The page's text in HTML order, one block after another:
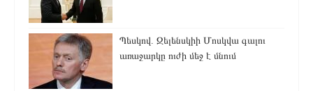
Պեսկով. Զելենսկիի Մոսկվա գալու
առաջարկը ուժի մեջ է մնում